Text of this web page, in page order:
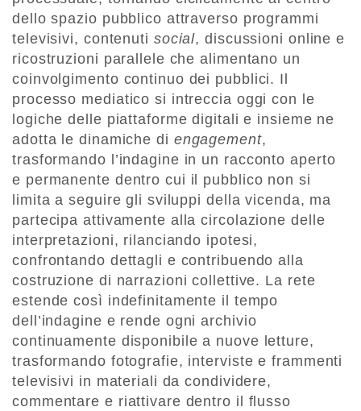
dello spazio pubblico attraverso programmi
televisivi, contenuti social, discussioni online e
ricostruzioni parallele che alimentano un
coinvolgimento continuo dei pubblici. Il
processo mediatico si intreccia oggi con le
logiche delle piattaforme digitali e insieme ne
adotta le dinamiche di engagement,
trasformando l’indagine in un racconto aperto
e permanente dentro cui il pubblico non si
limita a seguire gli sviluppi della vicenda, ma
partecipa attivamente alla circolazione delle
interpretazioni, rilanciando ipotesi,
confrontando dettagli e contribuendo alla
costruzione di narrazioni collettive. La rete
estende così indefinitamente il tempo
dell’indagine e rende ogni archivio
continuamente disponibile a nuove letture,
trasformando fotografie, interviste e frammenti
televisivi in materiali da condividere,
commentare e riattivare dentro il flusso